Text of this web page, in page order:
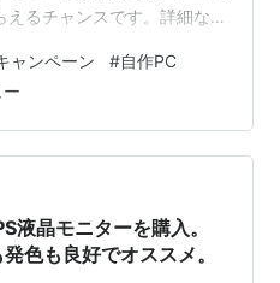
るチャンスです。詳細な情
ペーンの詳細 対象製品 対
法 MSI液晶モニターの魅力
ト 豊富な接続オプション 優
ャンペーン参加のメリット
ャンペーン #自作PC
晶モニターを購入。
色も良好でオススメ。